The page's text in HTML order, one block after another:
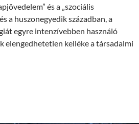
és a „szociális
a huszonegyedik században, a
egyre intenzívebben használó
elengedhetetlen kelléke a társadalmi